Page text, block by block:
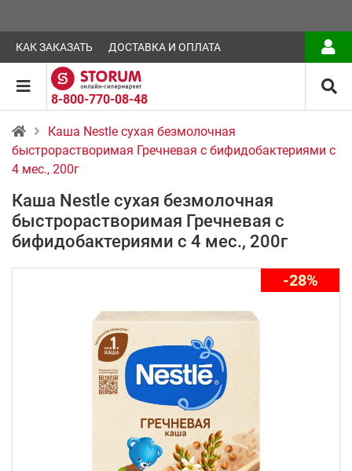
КАК ЗАКАЗАТЬ ДОСТАВКА И ОПЛАТА
8-800-770-08-48
Каша Nestle сухая безмолочная
быстрорастворимая Гречневая с бифидобактериями с
4 мес., 200г
Каша Nestle сухая безмолочная
быстрорастворимая Гречневая с
бифидобактериями с 4 мес., 200г
-28%